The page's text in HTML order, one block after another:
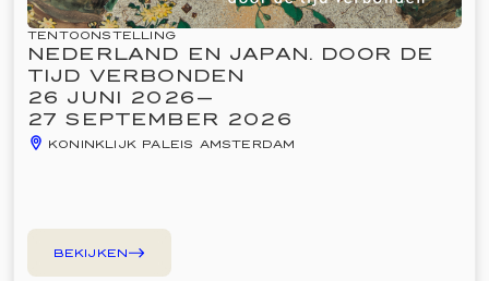
TENTOONSTELLING
NEDERLAND EN JAPAN. DOOR DE
TIJD VERBONDEN
26 JUNI 2026 —
27 SEPTEMBER 2026
KONINKLIJK PALEIS AMSTERDAM
BEKIJKEN